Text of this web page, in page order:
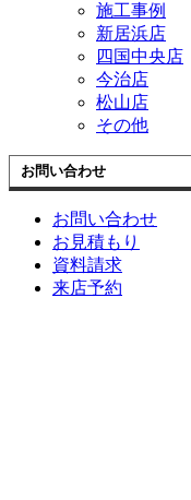
施工事例
新居浜店
四国中央店
今治店
松山店
その他
お問い合わせ
お問い合わせ
お見積もり
資料請求
来店予約